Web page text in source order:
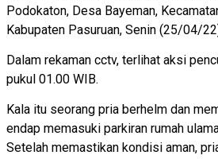
Podokaton, Desa Bayeman,
Kabupaten Pasuruan, Senin (25/04/
Dalam rekaman cctv, terlihat aksi
pukul 01.00 WIB.
Kala itu seorang pria berhelm dan
endap memasuki parkiran rumah
Setelah memastikan kondisi aman,